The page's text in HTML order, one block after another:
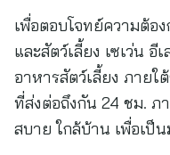
เพื่อตอบโจทย์ความต้อ
และสัตว์เลี้ยง เซเว่น อี
อาหารสัตว์เลี้ยง ภายใ
ที่ส่งต่อถึงกัน 24 ชม. ภ
สบาย ใกล้บ้าน เพื่อเป็